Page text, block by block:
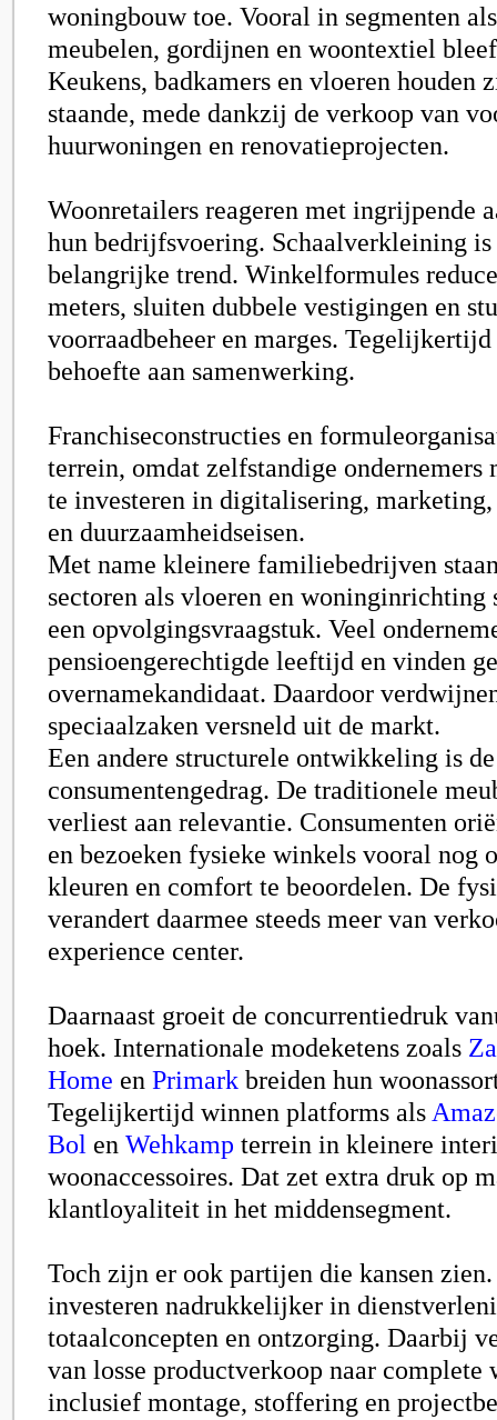
woningbouw toe. Vooral in segmenten
meubelen, gordijnen en woontextiel
Keukens, badkamers en vloeren houden
staande, mede dankzij de verkoop van
huurwoningen en renovatieprojecten.
Woonretailers reageren met ingrijpende
hun bedrijfsvoering. Schaalverkleining is
belangrijke trend. Winkelformules
meters, sluiten dubbele vestigingen en
voorraadbeheer en marges.
behoefte aan samenwerking.
Franchiseconstructies en
terrein, omdat zelfstandige ondernemers
te investeren in digitalisering,
en duurzaamheidseisen.
Met name kleinere familiebedrijven
sectoren als vloeren en woninginrichting
een opvolgingsvraagstuk. Veel
pensioengerechtigde leeftijd en vinden
overnamekandidaat. Daardoor
speciaalzaken versneld uit de markt.
Een andere structurele ontwikkeling is
consumentengedrag. De traditionele
verliest aan relevantie. Consumenten
en bezoeken fysieke winkels vooral nog
kleuren en comfort te beoordelen. De
verandert daarmee steeds meer van
experience center.
Daarnaast groeit de concurrentiedruk
hoek. Internationale modeketens zoals
Home en Primark breiden hun
Tegelijkertijd winnen platforms als
Bol en Wehkamp terrein in kleinere
woonaccessoires. Dat zet extra druk op
klantloyaliteit in het middensegment.
Toch zijn er ook partijen die kansen
investeren nadrukkelijker in
totaalconcepten en ontzorging. Daarbij
van losse productverkoop naar complete
inclusief montage, stoffering en